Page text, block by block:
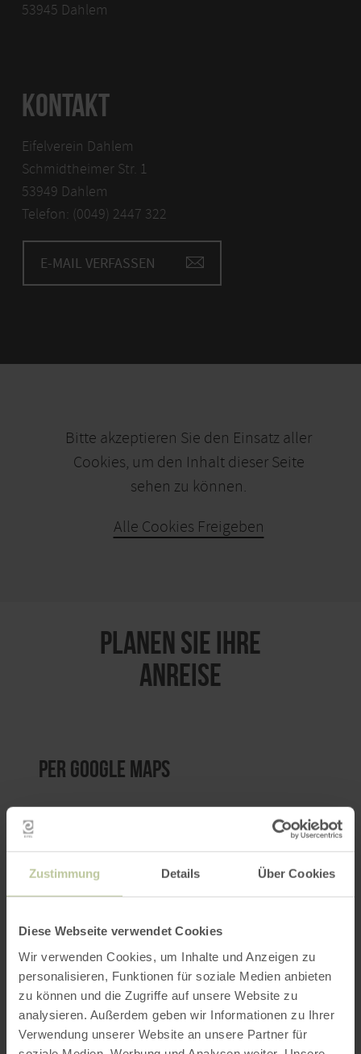
Zustimmung Details Über Cookies
Diese Webseite verwendet Cookies
Wir verwenden Cookies, um Inhalte und Anzeigen zu
personalisieren, Funktionen für soziale Medien anbieten
zu können und die Zugriffe auf unsere Website zu
analysieren. Außerdem geben wir Informationen zu Ihrer
Verwendung unserer Website an unsere Partner für
53945 Dahlem
KONTAKT
Eifelverein Dahlem
Schmidtheimer Str. 1
53949 Dahlem
Telefon: (0049) 2447 322
E-MAIL VERFASSEN
Bitte akzeptieren Sie den Einsatz aller
Cookies, um den Inhalt dieser Seite
sehen zu können.
Alle Cookies Freigeben
PLANEN SIE IHRE
ANREISE
per Google Maps
ROUTE PLANEN
Weitere Veranstaltungen